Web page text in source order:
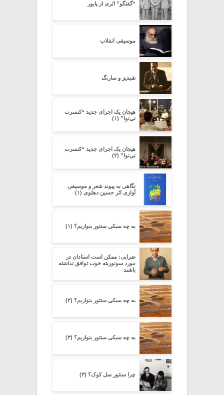
“گفتگو” اثری از پایور
موسیقیِ انقلاب
شبدیز و سارنگ
هیجان یک اجرای جدید “کنسرت
نی‌نوا” (۱)
هیجان یک اجرای جدید “کنسرت
نی‌نوا” (۲)
نگاهی به پیوند شعر و موسیقی
آوازی اثر حسین دهلوی (۱)
به چه سبکی سنتور بنوازیم؟ (۱)
ضرابی: ممکن است استادان در
مورد سونوریته خوب توافق نداشته
باشند
به چه سبکی سنتور بنوازیم؟ (۲)
به چه سبکی سنتور بنوازیم؟ (۳)
چرا سنتور سل کوک؟ (۳)